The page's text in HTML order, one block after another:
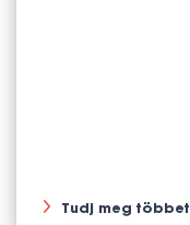
Tudj meg többet